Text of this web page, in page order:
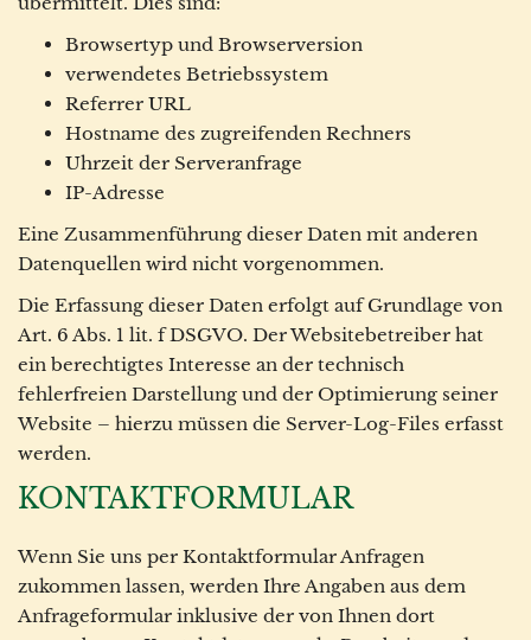
Browsertyp und Browserversion
verwendetes Betriebssystem
Referrer URL
Hostname des zugreifenden Rechners
Uhrzeit der Serveranfrage
IP-Adresse
Eine Zusammenführung dieser Daten mit anderen
Datenquellen wird nicht vorgenommen.
Die Erfassung dieser Daten erfolgt auf Grundlage von
Art. 6 Abs. 1 lit. f DSGVO. Der Websitebetreiber hat
ein berechtigtes Interesse an der technisch
fehlerfreien Darstellung und der Optimierung seiner
Website – hierzu müssen die Server-Log-Files erfasst
werden.
KONTAKTFORMULAR
Wenn Sie uns per Kontaktformular Anfragen
zukommen lassen, werden Ihre Angaben aus dem
Anfrageformular inklusive der von Ihnen dort